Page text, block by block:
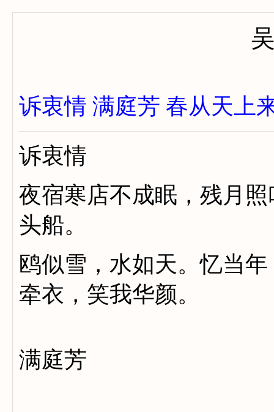
诉衷情 满庭芳 春从天上
诉衷情
夜宿寒店不成眠，残月
头船。
鸥似雪，水如天。忆当
牵衣，笑我华颜。
满庭芳